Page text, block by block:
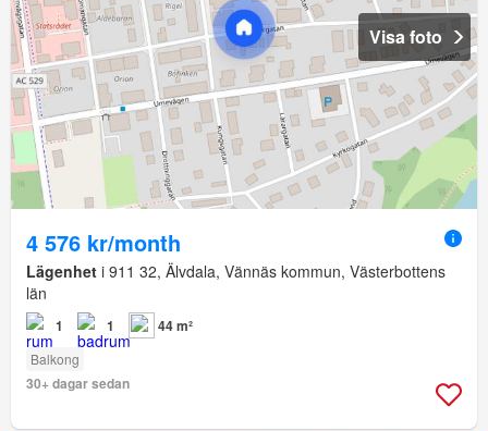
Visa foto
4 576 kr/month
Lägenhet i 911 32, Älvdala, Vännäs kommun, Västerbottens
län
1 1 44 m²
Balkong
30+ dagar sedan